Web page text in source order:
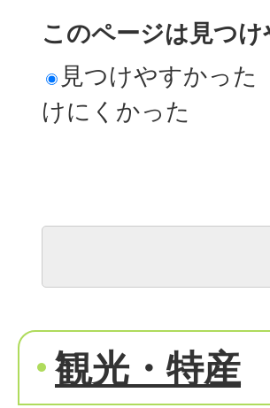
このページは見つ
見つけやすかった
けにくかった
観光・特産